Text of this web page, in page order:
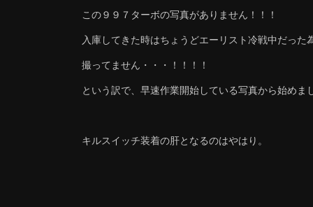
この９９７ターボの写真がありません！！！
入庫してきた時はちょうどエーリスト冷戦中だった為
撮ってません・・・！！！！
という訳で、早速作業開始している写真から始めま
キルスイッチ装着の肝となるのはやはり。